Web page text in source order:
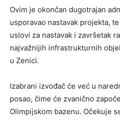
Ovim je okončan dugotrajan
usporavao nastavak projekta,
uslovi za nastavak i završetak
najvažnijih infrastrukturnih
u Zenici.
Izabrani izvođač će već u
posao, čime će zvanično
Olimpijskom bazenu. Očekuje